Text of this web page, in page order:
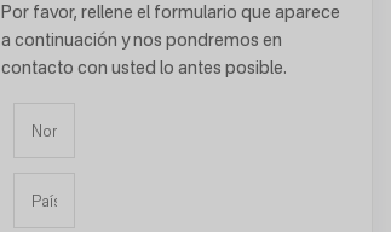
Por favor, rellene el formulario que aparece
a continuación y nos pondremos en
contacto con usted lo antes posible.